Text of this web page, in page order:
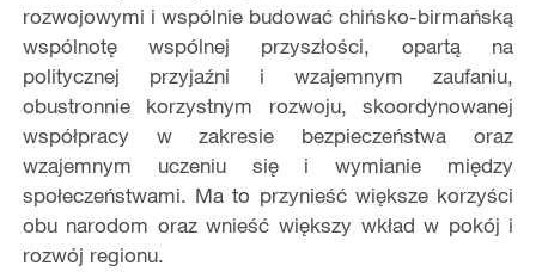
rozwojowymi i wspólnie budować chińsko-birmańską
wspólnotę wspólnej przyszłości, opartą na
politycznej przyjaźni i wzajemnym zaufaniu,
obustronnie korzystnym rozwoju, skoordynowanej
współpracy w zakresie bezpieczeństwa oraz
wzajemnym uczeniu się i wymianie między
społeczeństwami. Ma to przynieść większe korzyści
obu narodom oraz wnieść większy wkład w pokój i
rozwój regionu.